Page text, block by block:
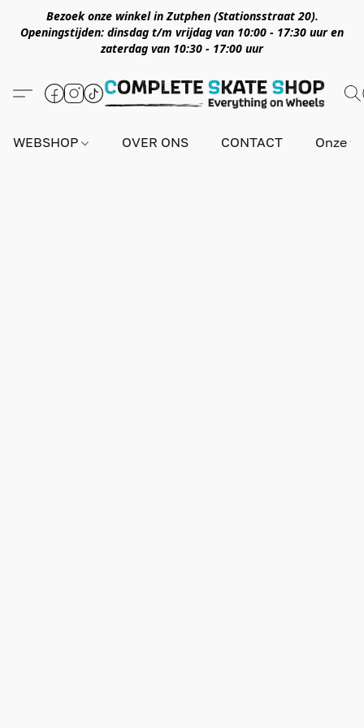
Bezoek onze winkel in Zutphen (Stationsstraat 20).
Openingstijden: dinsdag t/m vrijdag van 10:00 - 17:30 uur en
zaterdag van 10:30 - 17:00 uur
WEBSHOP OVER ONS CONTACT Onze